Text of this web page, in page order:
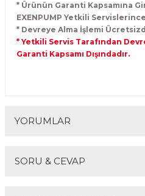
* Ürünün Garanti Kapsamına
EXENPUMP Yetkili
* Devreye Alma İşlemi
* Yetkili Servis Tarafından
Garanti Kapsamı Dışındadır.
YORUMLAR
SORU & CEVAP